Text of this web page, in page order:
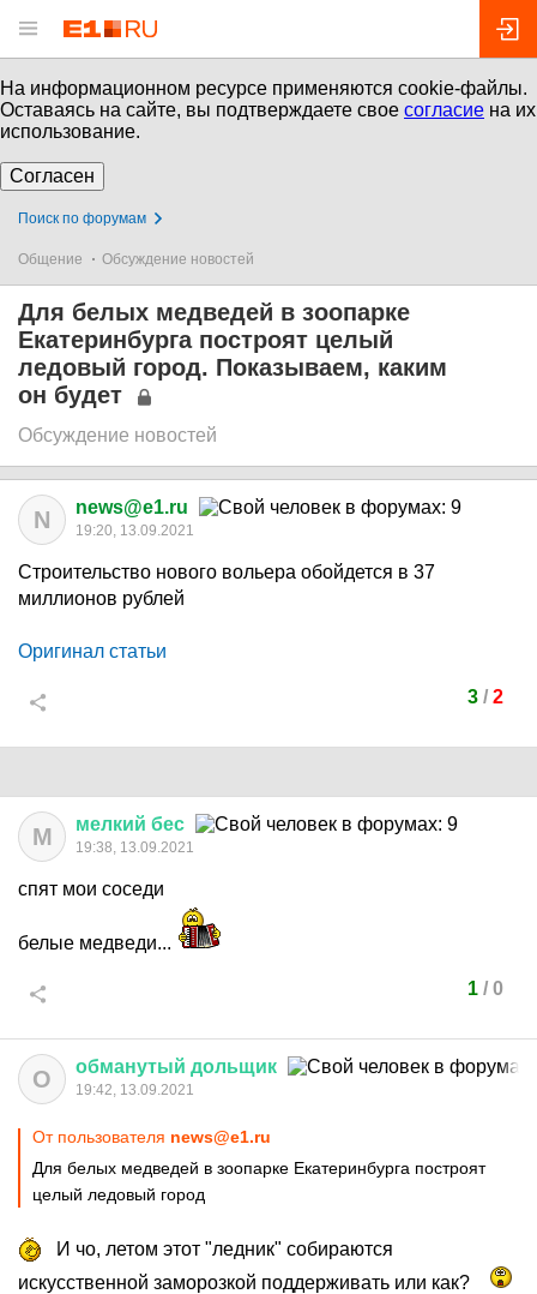
На информационном ресурсе применяются cookie-файлы.
Оставаясь на сайте, вы подтверждаете свое согласие на их
использование.
Согласен
Поиск по форумам
Общение Обсуждение новостей
Для белых медведей в зоопарке
Екатеринбурга построят целый
ледовый город. Показываем, каким
он будет
Обсуждение новостей
N news@e1.ru
19:20, 13.09.2021
Строительство нового вольера обойдется в 37
миллионов рублей
Оригинал статьи
3/ 2
М мелкий бес
19:38, 13.09.2021
спят мои соседи
белые медведи...
1/ 0
О обманутый дольщик
19:42, 13.09.2021
От пользователя news@e1.ru
Для белых медведей в зоопарке Екатеринбурга построят
целый ледовый город
И чо, летом этот "ледник" собираются
искусственной заморозкой поддерживать или как?